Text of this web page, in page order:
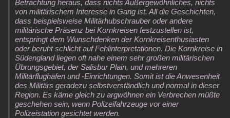
Betrachtung heraus, dass nichts Außergewöhnliches, nichts
von militärischem Interesse in Gang ist. All die Geschichten,
dass beispielsweise Militärhubschrauber oder andere
militärische Präsenz bei Kornkreisen festzustellen ist,
entspringt dem Wunschdenken der Kornkreisenthusiasten
oder beruht schlicht auf Fehlinterpretationen. Die Kornkreise in
Südengland liegen oft nahe einem sehr großen militärischen
Übrungsgebiet, der Salisbur Plain, und mehreren
Militärflughäfen und -Einrichtungen. Somit ist die Anwesenheit
des Militärs geradezu selbstverständlich und normal in dieser
Region. Es käme gleich zu argwöhnen ein Verbrechen müßte
geschehen sein, wenn Polizeifahrzeuge vor einer
Polizeistation gesichtet werden.